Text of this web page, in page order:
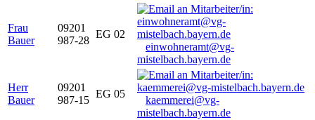
Frau
Bauer
09201
987-28
EG 02
einwohneramt@vg-
mistelbach.bayern.de
Herr
Bauer
09201
987-15
EG 05
kaemmerei@vg-
mistelbach.bayern.de